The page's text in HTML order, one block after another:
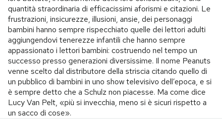
quantità straordinaria di efficacissimi aforismi e citazioni. Le
frustrazioni, insicurezze, illusioni, ansie, dei personaggi
bambini hanno sempre rispecchiato quelle dei lettori adulti
aggiungendovi tenerezze infantili che hanno sempre
appassionato i lettori bambini: costruendo nel tempo un
successo presso generazioni diversissime. Il nome Peanuts
venne scelto dal distributore della striscia citando quello di
un pubblico di bambini in uno show televisivo dell’epoca, e si
è sempre detto che a Schulz non piacesse. Ma come dice
Lucy Van Pelt, «più si invecchia, meno si è sicuri rispetto a
un sacco di cose».